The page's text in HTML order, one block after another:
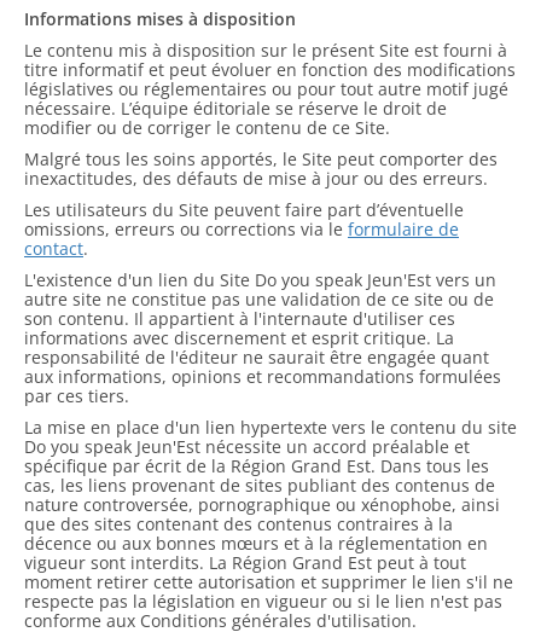
Informations mises à disposition
Le contenu mis à disposition sur le présent Site est fourni à
titre informatif et peut évoluer en fonction des modifications
législatives ou réglementaires ou pour tout autre motif jugé
nécessaire. L’équipe éditoriale se réserve le droit de
modifier ou de corriger le contenu de ce Site.
Malgré tous les soins apportés, le Site peut comporter des
inexactitudes, des défauts de mise à jour ou des erreurs.
Les utilisateurs du Site peuvent faire part d’éventuelle
omissions, erreurs ou corrections via le formulaire de
contact.
L'existence d'un lien du Site Do you speak Jeun'Est vers un
autre site ne constitue pas une validation de ce site ou de
son contenu. Il appartient à l'internaute d'utiliser ces
informations avec discernement et esprit critique. La
responsabilité de l'éditeur ne saurait être engagée quant
aux informations, opinions et recommandations formulées
par ces tiers.
La mise en place d'un lien hypertexte vers le contenu du site
Do you speak Jeun'Est nécessite un accord préalable et
spécifique par écrit de la Région Grand Est. Dans tous les
cas, les liens provenant de sites publiant des contenus de
nature controversée, pornographique ou xénophobe, ainsi
que des sites contenant des contenus contraires à la
décence ou aux bonnes mœurs et à la réglementation en
vigueur sont interdits. La Région Grand Est peut à tout
moment retirer cette autorisation et supprimer le lien s'il ne
respecte pas la législation en vigueur ou si le lien n'est pas
conforme aux Conditions générales d'utilisation.